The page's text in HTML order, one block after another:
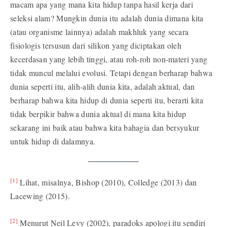
macam apa yang mana kita hidup tanpa hasil kerja dari
seleksi alam? Mungkin dunia itu adalah dunia dimana kita
(atau organisme lainnya) adalah makhluk yang secara
fisiologis tersusun dari silikon yang diciptakan oleh
kecerdasan yang lebih tinggi, atau roh-roh non-materi yang
tidak muncul melalui evolusi. Tetapi dengan berharap bahwa
dunia seperti itu, alih-alih dunia kita, adalah aktual, dan
berharap bahwa kita hidup di dunia seperti itu, berarti kita
tidak berpikir bahwa dunia aktual di mana kita hidup
sekarang ini baik atau bahwa kita bahagia dan bersyukur
untuk hidup di dalamnya.
[1] Lihat, misalnya, Bishop (2010), Colledge (2013) dan
Lacewing (2015).
[2] Menurut Neil Levy (2002), paradoks apologi itu sendiri